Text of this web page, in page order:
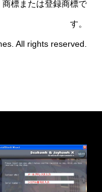
標または登録商標で
す。
All rights reserved.